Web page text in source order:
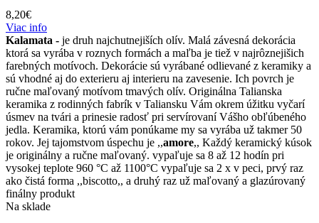
8,20€
Viac info
Kalamata - je druh najchutnejiších olív. Malá závesná dekorácia
ktorá sa vyrába v roznych formách a maľba je tiež v najrôznejišich
farebných motívoch. Dekorácie sú vyrábané odlievané z keramiky a
sú vhodné aj do exterieru aj interieru na zavesenie. Ich povrch je
ručne maľovaný motívom tmavých olív. Originálna Talianska
keramika z rodinných fabrík v Taliansku Vám okrem úžitku vyčarí
úsmev na tvári a prinesie radosť pri servírovaní Vášho obľúbeného
jedla. Keramika, ktorú vám ponúkame my sa vyrába už takmer 50
rokov. Jej tajomstvom úspechu je ,,amore,, Každý keramický kúsok
je originálny a ručne maľovaný. vypaľuje sa 8 až 12 hodín pri
vysokej teplote 960 °C až 1100°C vypaľuje sa 2 x v peci, prvý raz
ako čistá forma ,,biscotto,, a druhý raz už maľovaný a glazúrovaný
finálny produkt
Na sklade